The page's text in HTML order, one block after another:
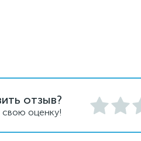
отзыв?
свою оценку!